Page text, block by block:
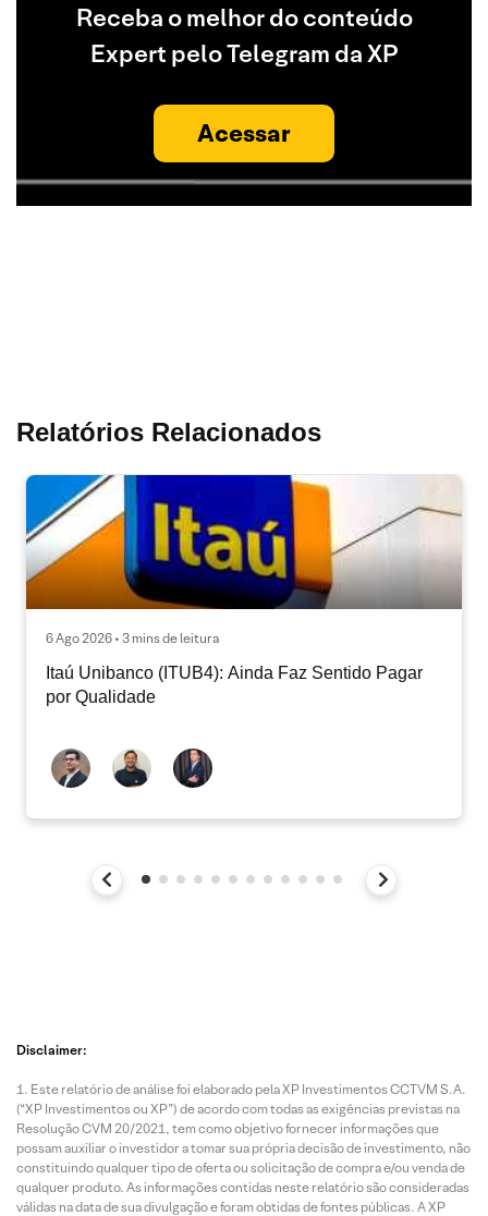
Receba o melhor do conteúdo
Expert pelo Telegram da XP
Acessar
Relatórios Relacionados
6 Ago 2026 • 3 mins de leitura
Itaú Unibanco (ITUB4): Ainda Faz Sentido Pagar
por Qualidade
Disclaimer:
Este relatório de análise foi elaborado pela XP Investimentos CCTVM S.A.
(“XP Investimentos ou XP”) de acordo com todas as exigências previstas na
Resolução CVM 20/2021, tem como objetivo fornecer informações que
possam auxiliar o investidor a tomar sua própria decisão de investimento, não
constituindo qualquer tipo de oferta ou solicitação de compra e/ou venda de
qualquer produto. As informações contidas neste relatório são consideradas
válidas na data de sua divulgação e foram obtidas de fontes públicas. A XP